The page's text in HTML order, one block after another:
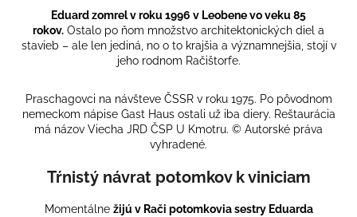
Eduard zomrel v roku 1996 v Leobene vo veku 85
rokov. Ostalo po ňom množstvo architektonických diel a
stavieb – ale len jediná, no o to krajšia a významnejšia, stojí v
jeho rodnom Račištorfe.
Praschagovci na návšteve ČSSR v roku 1975. Po pôvodnom
nemeckom nápise Gast Haus ostali už iba diery. Reštaurácia
má názov Viecha JRD ČSP U Kmotru. © Autorské práva
vyhradené.
Tŕnistý návrat potomkov k viniciam
Momentálne žijú v Rači potomkovia sestry Eduarda